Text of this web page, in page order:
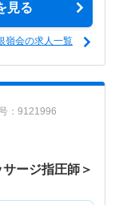
見る
嶺会の求人一覧
：9121996
ージ指圧師＞